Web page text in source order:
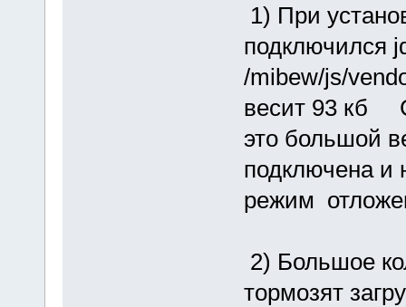
1) При
подключился
/mibew/js/
весит 93 кб
это большой
подключена и
режим
2) Большое
тормозят